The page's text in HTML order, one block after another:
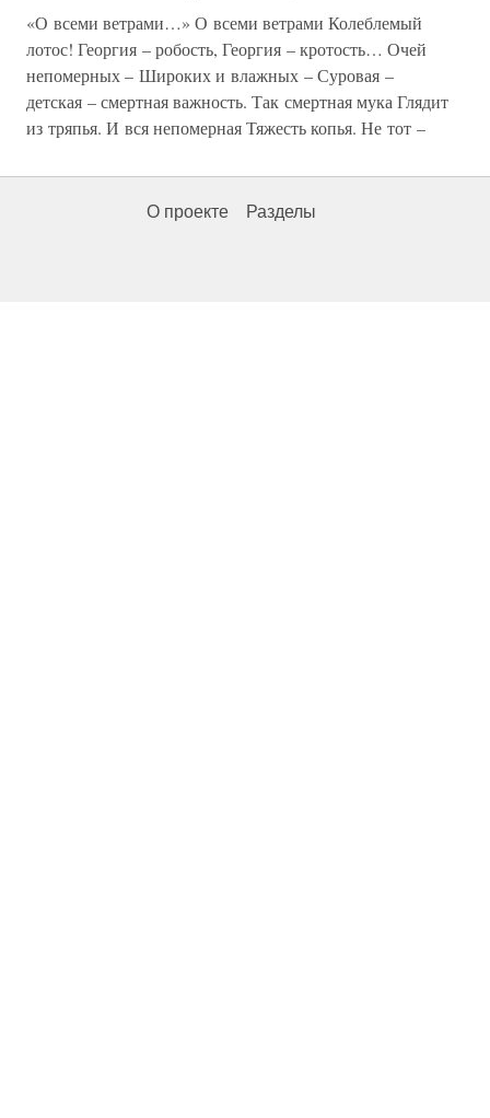
«О всеми ветрами…» О всеми ветрами Колеблемый
лотос! Георгия – робость, Георгия – кротость… Очей
непомерных – Широких и влажных – Суровая –
детская – смертная важность. Так смертная мука Глядит
из тряпья. И вся непомерная Тяжесть копья. Не тот –
О проекте Разделы